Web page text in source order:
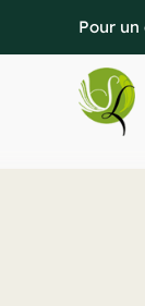
Pour un